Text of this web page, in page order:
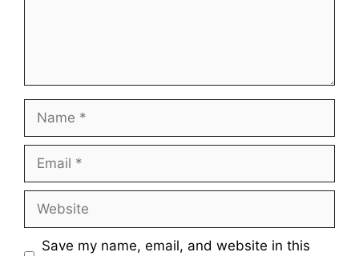
Name
Email
Website
Save my name, email, and website in this